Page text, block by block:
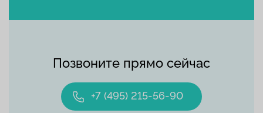
Позвоните прямо сейчас
+7 (495) 215-56-90